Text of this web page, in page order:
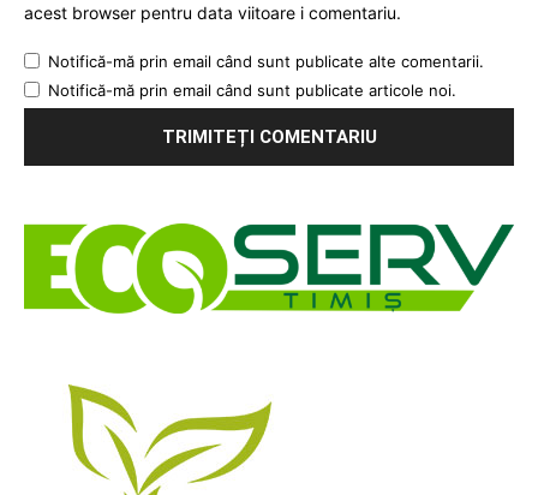
acest browser pentru data viitoare i comentariu.
Notifică-mă prin email când sunt publicate alte comentarii.
Notifică-mă prin email când sunt publicate articole noi.